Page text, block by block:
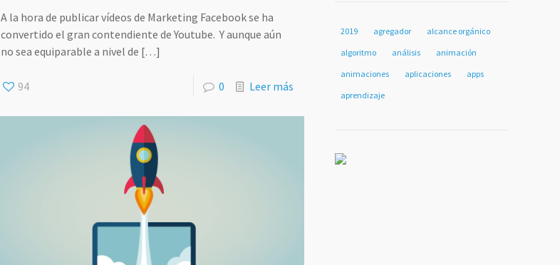
A la hora de publicar vídeos de Marketing Facebook se ha
convertido el gran contendiente de Youtube. Y aunque aún
no sea equiparable a nivel de […]
94 0 Leer más
2019 agregador
alcance orgánico
algoritmo
análisis
animación
animaciones
aplicaciones
apps
aprendizaje